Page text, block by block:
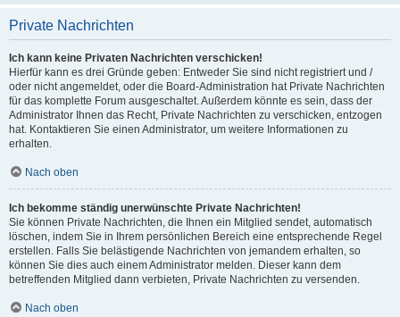
Private Nachrichten
Ich kann keine Privaten Nachrichten verschicken!
Hierfür kann es drei Gründe geben: Entweder Sie sind nicht registriert und /
oder nicht angemeldet, oder die Board-Administration hat Private Nachrichten
für das komplette Forum ausgeschaltet. Außerdem könnte es sein, dass der
Administrator Ihnen das Recht, Private Nachrichten zu verschicken, entzogen
hat. Kontaktieren Sie einen Administrator, um weitere Informationen zu
erhalten.
Nach oben
Ich bekomme ständig unerwünschte Private Nachrichten!
Sie können Private Nachrichten, die Ihnen ein Mitglied sendet, automatisch
löschen, indem Sie in Ihrem persönlichen Bereich eine entsprechende Regel
erstellen. Falls Sie belästigende Nachrichten von jemandem erhalten, so
können Sie dies auch einem Administrator melden. Dieser kann dem
betreffenden Mitglied dann verbieten, Private Nachrichten zu versenden.
Nach oben